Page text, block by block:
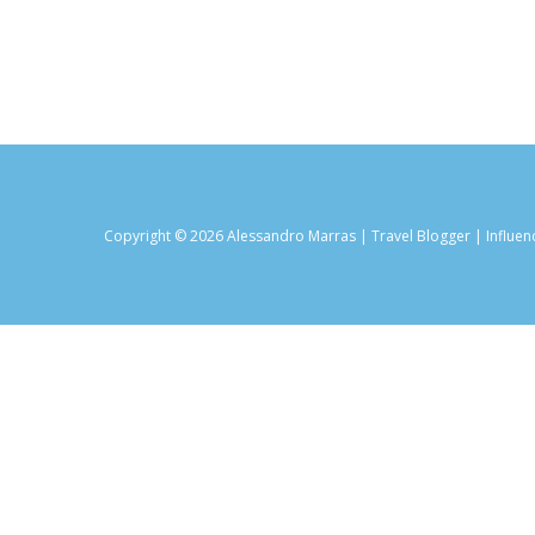
Copyright © 2026 Alessandro Marras | Travel Blogger |